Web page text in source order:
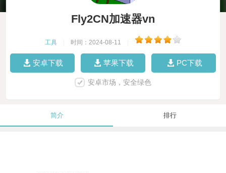
Fly2CN加速器vn
工具 时间：2024-08-11
安卓下载 苹果下载 PC下载
安卓市场，安全绿色
简介 排行